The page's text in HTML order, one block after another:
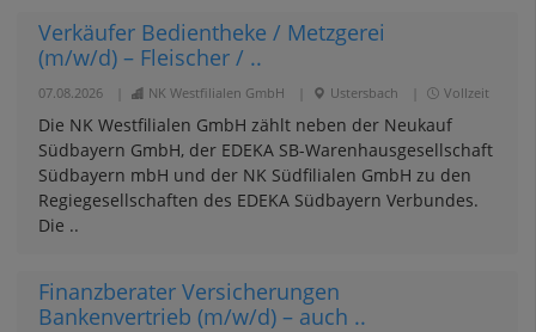
Verkäufer Bedientheke / Metzgerei
(m/w/d) – Fleischer / ..
07.08.2026 NK Westfilialen GmbH Ustersbach Vollzeit
Die NK Westfilialen GmbH zählt neben der Neukauf
Südbayern GmbH, der EDEKA SB-Warenhausgesellschaft
Südbayern mbH und der NK Südfilialen GmbH zu den
Regiegesellschaften des EDEKA Südbayern Verbundes.
Die ..
Finanzberater Versicherungen
Bankenvertrieb (m/w/d) – auch ..